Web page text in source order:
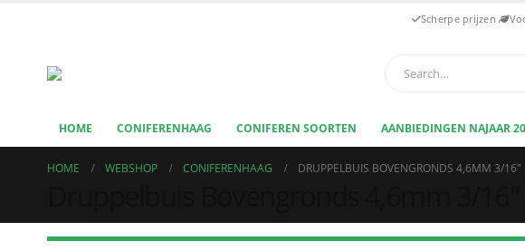
Scherpe prijzen
HOME CONIFERENHAAG CONIFEREN SOORTEN AANBIEDINGEN NAJAAR
HOME WEBSHOP CONIFERENHAAG DRUPPELBUIS BOVENGRONDS 4,6MM 3/